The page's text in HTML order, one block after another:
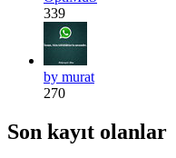
339
by murat
270
Son kayıt olanlar